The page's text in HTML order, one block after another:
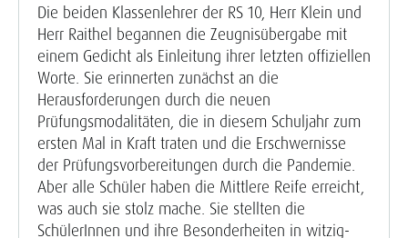
Die beiden Klassenlehrer der RS 10, Herr Klein und
Herr Raithel begannen die Zeugnisübergabe mit
einem Gedicht als Einleitung ihrer letzten offiziellen
Worte. Sie erinnerten zunächst an die
Herausforderungen durch die neuen
Prüfungsmodalitäten, die in diesem Schuljahr zum
ersten Mal in Kraft traten und die Erschwernisse
der Prüfungsvorbereitungen durch die Pandemie.
Aber alle Schüler haben die Mittlere Reife erreicht,
was auch sie stolz mache. Sie stellten die
SchülerInnen und ihre Besonderheiten in witzig-